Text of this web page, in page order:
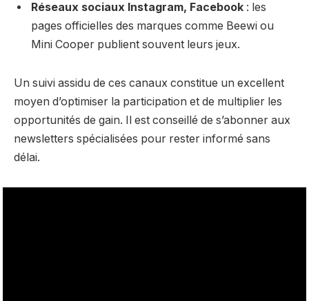
Réseaux sociaux Instagram, Facebook : les
pages officielles des marques comme Beewi ou
Mini Cooper publient souvent leurs jeux.
Un suivi assidu de ces canaux constitue un excellent
moyen d’optimiser la participation et de multiplier les
opportunités de gain. Il est conseillé de s’abonner aux
newsletters spécialisées pour rester informé sans
délai.